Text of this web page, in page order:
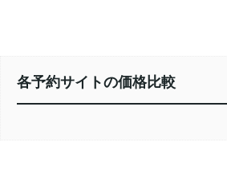
各予約サイトの価格比較